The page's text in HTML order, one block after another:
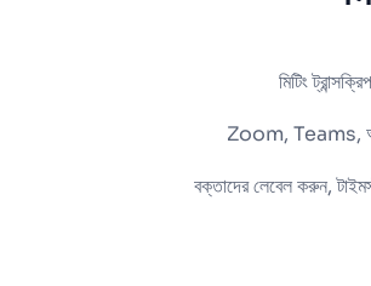
মিটিং
Zoom, Teams,
বক্তাদের লেবেল করুন,